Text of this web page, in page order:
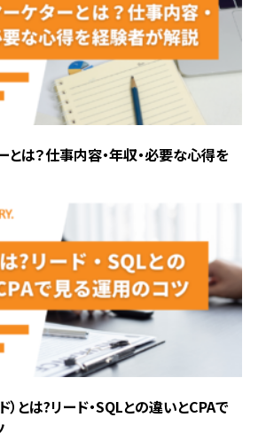
とは？仕事内容・年収・必要な心得を
）とは?リード・SQLとの違いとCPAで